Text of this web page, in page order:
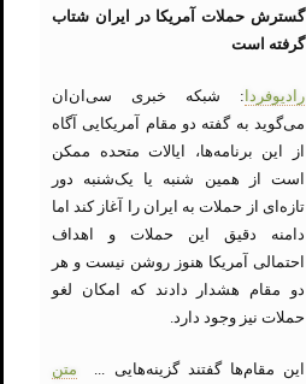
گسترش حملات آمریکا در ایران شتاب
گرفته است
رادیوفردا : شبکه خبری سی‌ان‌ان
می‌گوید به گفته دو مقام آمریکایی آگاه
از این برنامه‌ها، ایالات متحده ممکن
است از همین شنبه یا یک‌شنبه دور
تازه‌ای از حملات به ایران را آغاز کند اما
دامنه دقیق این حملات و اهداف
احتمالی آمریکا هنوز روشن نیست و هر
دو مقام هشدار دادند که امکان لغو
حملات نیز وجود دارد.
این مقام‌ها گفتند گزینه‌هایی ... متن